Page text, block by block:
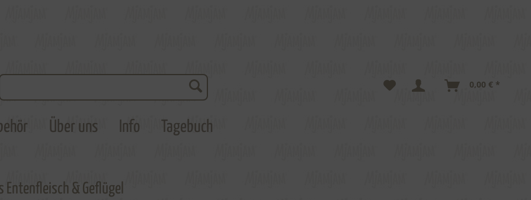
0,00 € *
Über uns Info Tagebuch
Entenfleisch & Geflügel